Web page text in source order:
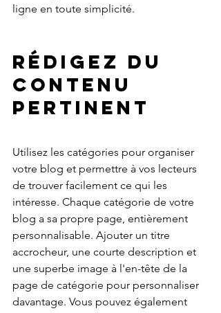
ligne en toute simplicité.
Rédigez du
contenu
pertinent
Utilisez les catégories pour organiser
votre blog et permettre à vos lecteurs
de trouver facilement ce qui les
intéresse. Chaque catégorie de votre
blog a sa propre page, entièrement
personnalisable. Ajouter un titre
accrocheur, une courte description et
une superbe image à l'en-tête de la
page de catégorie pour personnaliser
davantage. Vous pouvez également